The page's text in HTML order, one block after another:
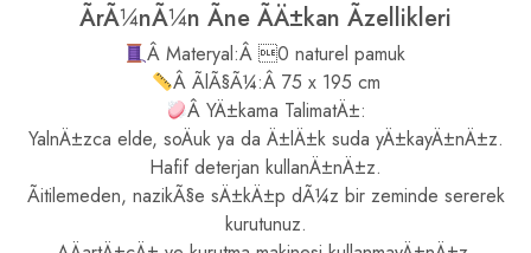
ÃrÃ¼nÃ¼n Ãne ÃÄ±kan Ãzellikleri
Â Materyal:Â 0 naturel pamuk
Â ÃlÃ§Ã¼:Â 75 x 195 cm
Â YÄ±kama TalimatÄ±:
YalnÄ±zca elde, soÄuk ya da Ä±lÄ±k suda yÄ±kayÄ±nÄ±z.
Hafif deterjan kullanÄ±nÄ±z.
Ãitilemeden, nazikÃ§e sÄ±kÄ±p dÃ¼z bir zeminde sererek
kurutunuz.